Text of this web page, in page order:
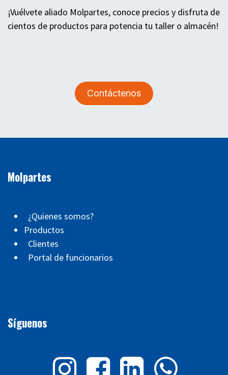
¡Vuélvete aliado Molpartes, conoce precios y disfruta de
cientos de productos para potencia tu taller o almacén!
Contáctenos
Molpartes
¿Quienes somos?
Productos
Clientes
Portal de funcionarios
Síguenos